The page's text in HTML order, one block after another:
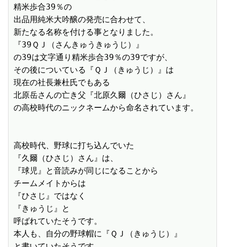
精米歩合39％の
出品用純米大吟醸の発売に合わせて、
新たなる名称を付ける事となりました。
『39ＱＪ（さんきゅうきゅうじ）』
の39は文字通り精米歩合39％の39ですが、
その後についている『ＱＪ（きゅうじ）』は
現在の社長兼杜氏でもある
北原岳さんの亡き父『北原久爾（ひさじ）さん』
の高校時代のニックネームから命名されています。
高校時代、野球に打ち込んでいた
『久爾（ひさじ）さん』は、
『球児』と音読みが同じになることから
チームメイトからは
『ひさじ』ではなく
『きゅうじ』と
呼ばれていたそうです。
本人も、自分の野球帽に『ＱＪ（きゅうじ）』